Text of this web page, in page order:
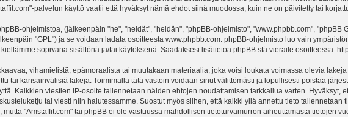
palvelun käyttö vaatii että hyväksyt nämä ehdot siinä muodossa, kuin ne on päivitetty tai
ohjelmistoa, (jälkeenpäin "he", "heidät", "heidän", "phpBB-ohjelmisto", "www.phpbb.com", "phpBB
"GPL") ja se voidaan ladata osoitteesta www.phpbb.com. phpBB-ohjelmisto luo vain
sopivana sisältönä ja/tai käytöksenä. Saadaksesi lisätietoa phpBB:stä vieraile osoitteessa:
vihamielistä, epämoraalista tai muutakaan materiaalia, joka voisi loukata voimassa olevia
tai kansainvälisiä lakeja. Toimimalla tätä vastoin voidaan sinut välittömästi ja lopullisesti poistaa
Kaikkien viestien IP-osoite tallennetaan näiden ehtojen noudattamisen tarkkailua varten. Hyväksyt,
tai viesti niin halutessamme. Suostut myös siihen, että kaikki yllä annettu tieto tallennetaan
"Amstaffit.com" tai phpBB ei ole vastuussa mahdollisen tietoturvamurron aiheuttamasta tietojen